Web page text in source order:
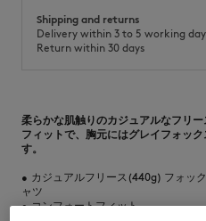
Shipping and returns
Delivery within 3 to 5 working
Return within 30 days
柔らかな肌触りのカジュアルなフリ
フィットで、胸元にはグレイフォッ
す。
• カジュアルフリース(440g) フォッ
ャツ
• コンフォートフィット